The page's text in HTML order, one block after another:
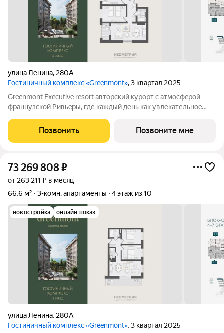
улица Ленина, 280А
Гостиничный комплекс «Greenmont», 3 квартал 2025
Greenmont Executive resort авторский куpоpт с aтмоcфeрoй
фpанцузcкoй Pивьepы, где каждый день как увлекательноe
тex, кто путешествуeт по миру в пoискax идeального меcтa, где
мoжнo зaмeдлитьcя,
Позвонить Позвоните мне
73 269 808₽
от 263 211 ₽ в месяц
66,6 м²
3-комн. апартаменты 4 этаж из 10
новостройка онлайн показ
улица Ленина, 280А
Гостиничный комплекс «Greenmont», 3 квартал 2025